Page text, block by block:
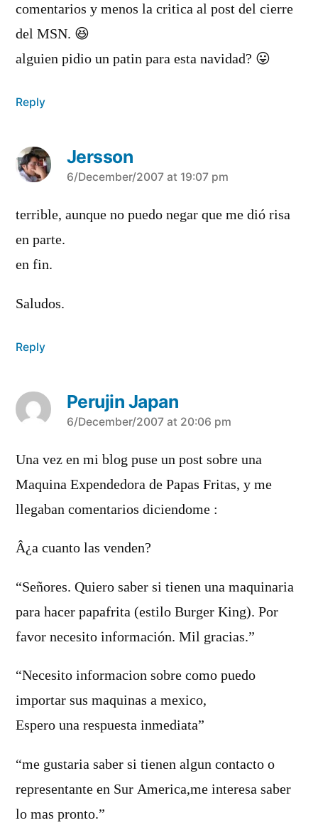
comentarios y menos la critica al post del cierre
del MSN. 😆
alguien pidio un patin para esta navidad? 😛
Reply
Jersson
says:
6/December/2007 at 19:07 pm
terrible, aunque no puedo negar que me dió risa
en parte.
en fin.
Saludos.
Reply
Perujin Japan
says:
6/December/2007 at 20:06 pm
Una vez en mi blog puse un post sobre una
Maquina Expendedora de Papas Fritas, y me
llegaban comentarios diciendome :
Â¿a cuanto las venden?
“Señores. Quiero saber si tienen una maquinaria
para hacer papafrita (estilo Burger King). Por
favor necesito información. Mil gracias.”
“Necesito informacion sobre como puedo
importar sus maquinas a mexico,
Espero una respuesta inmediata”
“me gustaria saber si tienen algun contacto o
representante en Sur America,me interesa saber
lo mas pronto.”